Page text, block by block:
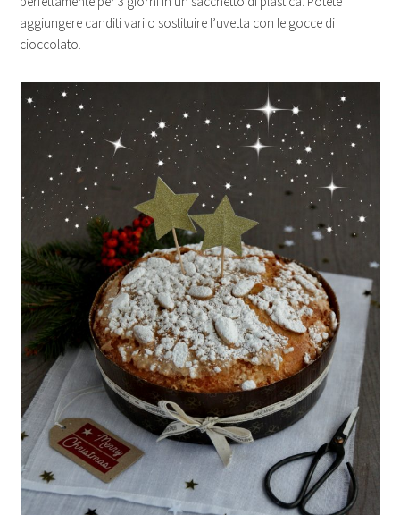
aggiungere canditi vari o sostituire l’uvetta con le gocce di
cioccolato.